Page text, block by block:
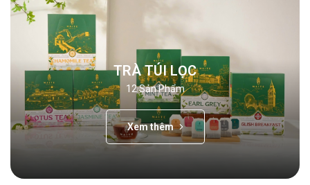
TRÀ TÚI LỌC
12Sản Phẩm
Xem thêm